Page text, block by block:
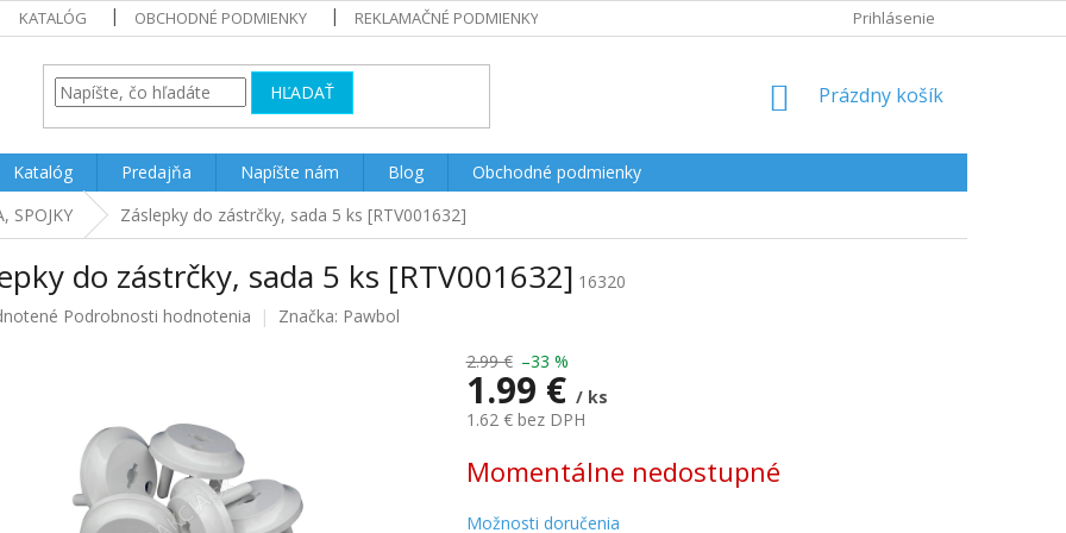
KATALÓG OBCHODNÉ PODMIENKY REKLAMAČNÉ PODMIENKY Prihlásenie
HĽADAŤ
NÁKUPNÝ
Prázdny košík
Katalóg Predajňa Napíšte nám Blog
Obchodné podmienky
SPOJKY Záslepky do zástrčky, sada 5 ks [RTV001632]
do zástrčky, sada 5 ks [RTV001632] 16320
Podrobnosti hodnotenia Značka: Pawbol
2.99 € –33 %
1.99 € / ks
1.62 € bez DPH
cena:
Momentálne nedostupné
Možnosti doručenia